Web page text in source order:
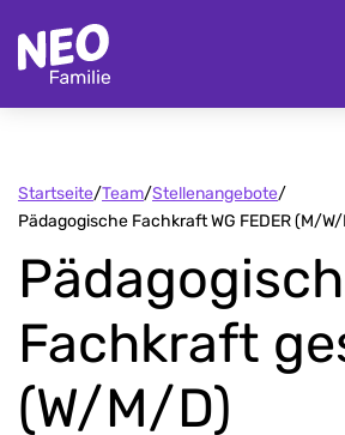
Startseite/Team/Stellenangebote/
Pädagogische Fachkraft WG FEDER (M/
Fachkraft
(W/M/D)